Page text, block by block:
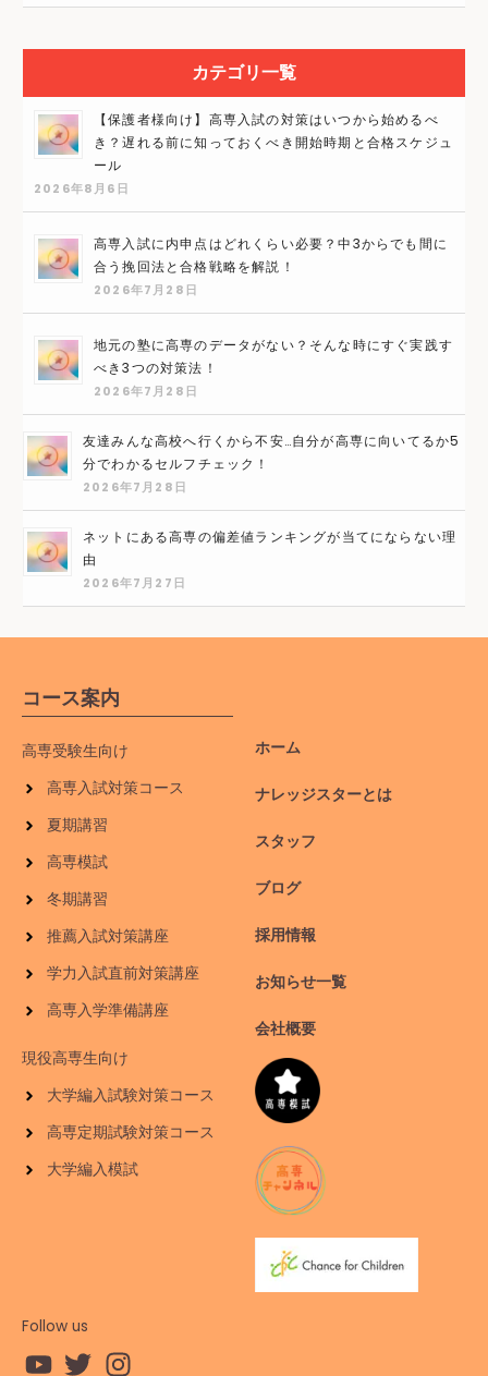
カテゴリ一覧
【保護者様向け】高専入試の対策はいつから始めるべ
き？遅れる前に知っておくべき開始時期と合格スケジュ
ール
2026年8月6日
高専入試に内申点はどれくらい必要？中3からでも間に
合う挽回法と合格戦略を解説！
2026年7月28日
地元の塾に高専のデータがない？そんな時にすぐ実践す
べき3つの対策法！
2026年7月28日
友達みんな高校へ行くから不安…自分が高専に向いてるか5
分でわかるセルフチェック！
2026年7月28日
ネットにある高専の偏差値ランキングが当てにならない理
由
2026年7月27日
コース案内
高専受験生向け
高専入試対策コース
夏期講習
高専模試
冬期講習
推薦入試対策講座
学力入試直前対策講座
高専入学準備講座
現役高専生向け
大学編入試験対策コース
高専定期試験対策コース
大学編入模試
ホーム
ナレッジスターとは
スタッフ
ブログ
採用情報
お知らせ一覧
会社概要
Follow us